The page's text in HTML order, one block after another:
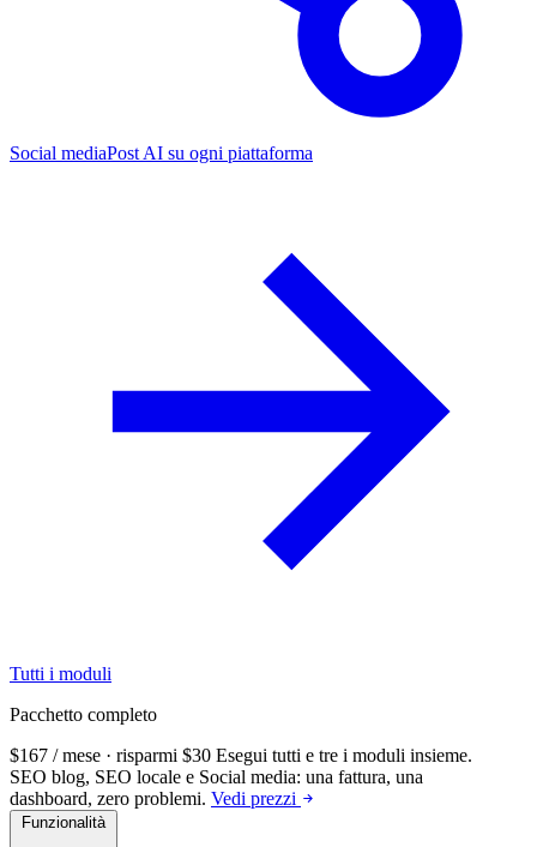
Social mediaPost AI su ogni piattaforma
Tutti i moduli
Pacchetto completo
$167 / mese · risparmi $30 Esegui tutti e tre i moduli insieme.
SEO blog, SEO locale e Social media: una fattura, una
dashboard, zero problemi. Vedi prezzi